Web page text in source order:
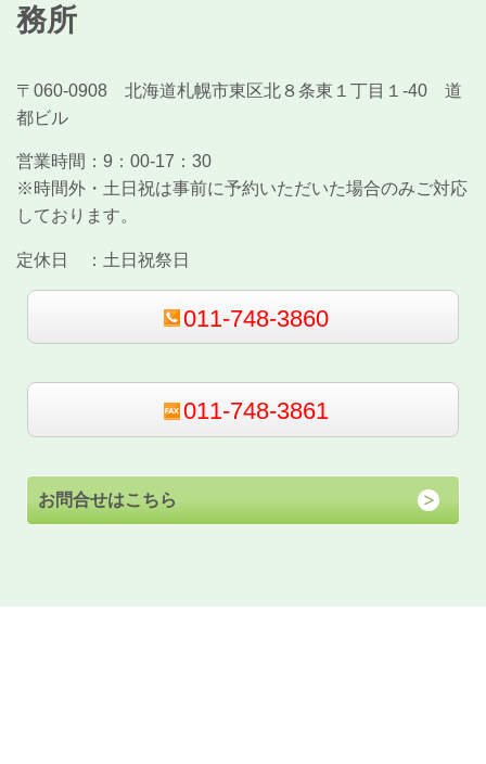
務所
〒060-0908 北海道札幌市東区北８条東１丁目１-40 道
都ビル
営業時間： 9：00-17：30
※時間外・土日祝は事前に予約いただいた場合のみご対応
しております。
定休日 ： 土日祝祭日
011-748-3860
011-748-3861
お問合せはこちら